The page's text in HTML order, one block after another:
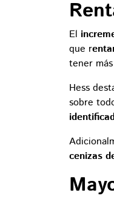
El
que r
tener
Hess
sobre
cenizas